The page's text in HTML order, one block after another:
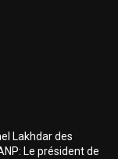
Lakhdar des
Le président de